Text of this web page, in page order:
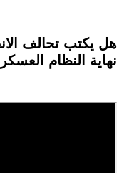
هل يكتب تحالف
نهاية النظام